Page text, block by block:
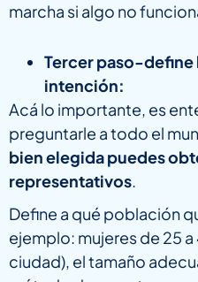
marcha si algo no
Tercer paso-define
intención:
Acá lo importante, es
preguntarle a todo el
bien elegida puedes
representativos.
Define a qué población
ejemplo: mujeres de 25 a
ciudad), el tamaño